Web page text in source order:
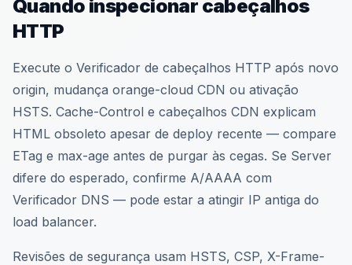
Quando inspecionar cabeçalhos
HTTP
Execute o Verificador de cabeçalhos HTTP após novo
origin, mudança orange-cloud CDN ou ativação
HSTS. Cache-Control e cabeçalhos CDN explicam
HTML obsoleto apesar de deploy recente — compare
ETag e max-age antes de purgar às cegas. Se Server
difere do esperado, confirme A/AAAA com
Verificador DNS — pode estar a atingir IP antiga do
load balancer.
Revisões de segurança usam HSTS, CSP, X-Frame-